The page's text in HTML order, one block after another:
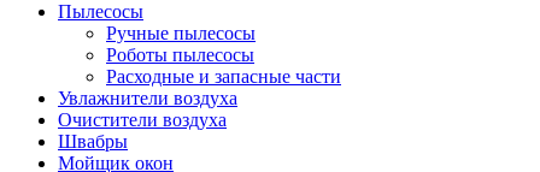
Пылесосы
Ручные пылесосы
Роботы пылесосы
Расходные и запасные части
Увлажнители воздуха
Очистители воздуха
Швабры
Мойщик окон